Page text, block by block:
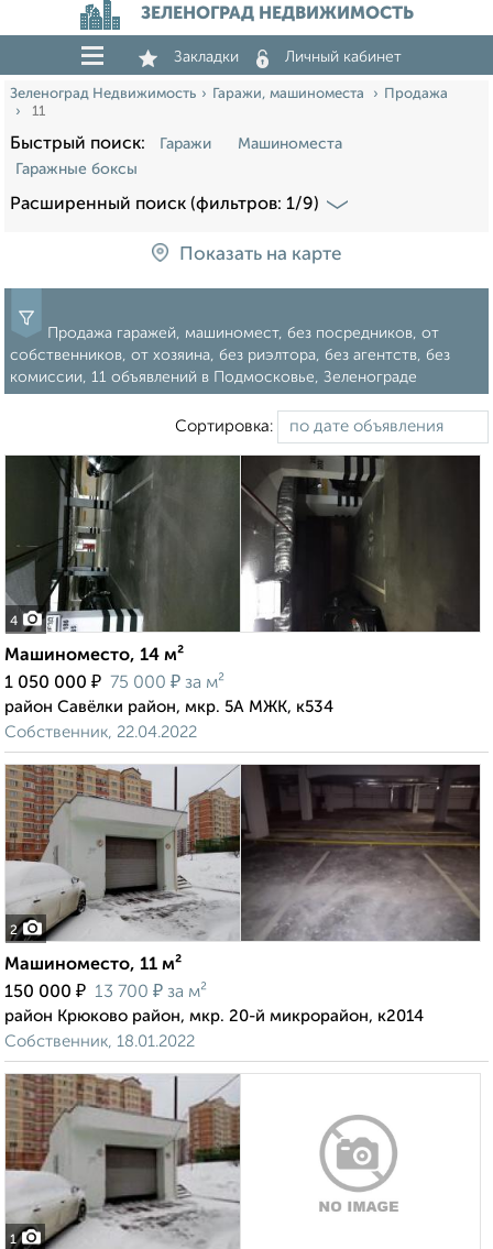
ЗЕЛЕНОГРАД НЕДВИЖИМОСТЬ
Закладки Личный кабинет
Зеленоград Недвижимость Гаражи, машиноместа
Продажа
11
Быстрый поиск: Гаражи
Машиноместа
Гаражные боксы
Расширенный поиск (фильтров: 1/9)
Показать на карте
Продажа гаражей, машиномест, без посредников, от
собственников, от хозяина, без риэлтора, без агентств, без
комиссии, 11 объявлений в Подмосковье, Зеленограде
Сортировка:
4
Машиноместо, 14 м²
1 050 000 ₽ 75 000 ₽ за м²
район Савёлки район, мкр. 5А МЖК, к534
Собственник, 22.04.2022
2
Машиноместо, 11 м²
150 000 ₽ 13 700 ₽ за м²
район Крюково район, мкр. 20-й микрорайон, к2014
Собственник, 18.01.2022
1